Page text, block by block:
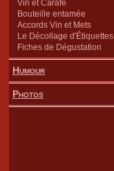
Vin et Carafe
Bouteille entamée
Accords Vin et Mets
Le Décollage d'Étiquettes
Fiches de Dégustation
Humour
Photos